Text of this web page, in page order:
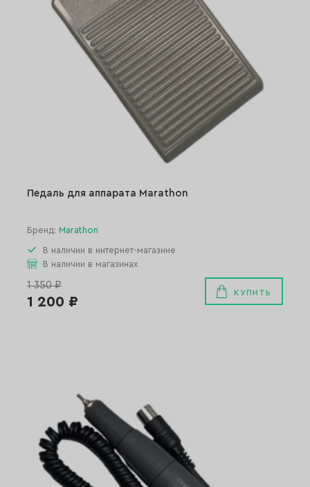
Педаль для аппаратa Marathon
Бренд: Marathon
В наличии в интернет-магазине
В наличии в магазинах
1 350 ₽
1 200 ₽
КУПИТЬ